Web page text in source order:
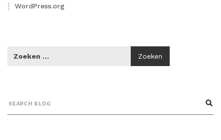
WordPress.org